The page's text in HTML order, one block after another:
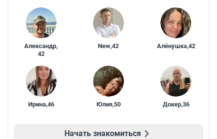
Александр,
42
New,42 Алёнушка,42
Ирина,46 Юлия,50 Докер,36
Начать знакомиться